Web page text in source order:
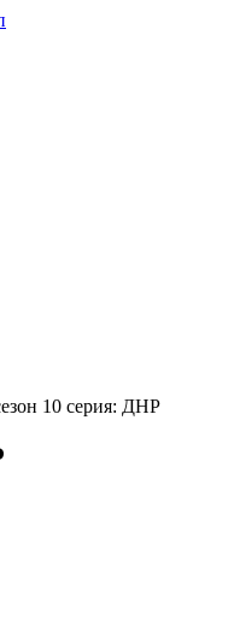
10 серия: ДНР